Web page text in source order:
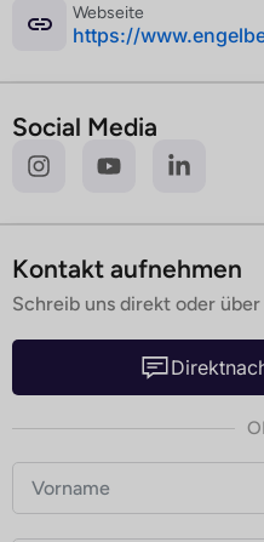
Webseite
­https://
Social Media
Kontakt aufnehmen
Schreib uns direkt oder über